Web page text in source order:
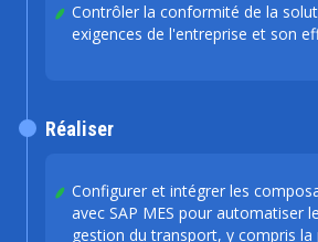
Contrôler la conformité de la
exigences de l'entreprise et son
Configurer et intégrer les
avec SAP MES pour automatiser
gestion du transport, y compris la
Réaliser